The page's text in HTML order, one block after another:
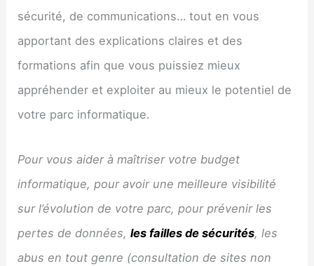
sécurité, de communications… tout en vous
apportant des explications claires et des
formations afin que vous puissiez mieux
appréhender et exploiter au mieux le potentiel de
votre parc informatique.
Pour vous aider à maîtriser votre budget
informatique, pour avoir une meilleure visibilité
sur l’évolution de votre parc, pour prévenir les
pertes de données,les failles de sécurités, les
abus en tout genre (consultation de sites non